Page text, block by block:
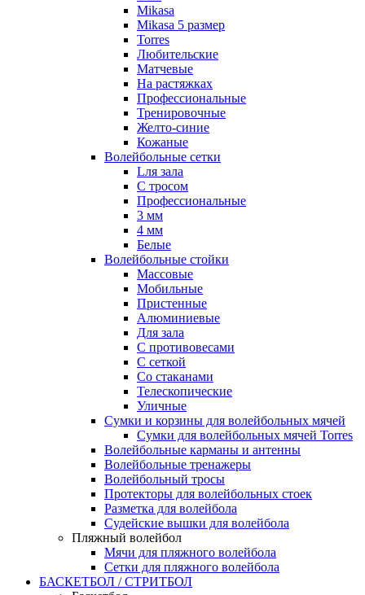
Mikasa
Mikasa 5 размер
Torres
Любительские
Матчевые
На растяжках
Профессиональные
Тренировочные
Желто-синие
Кожаные
Волейбольные сетки
Lля зала
C тросом
Профессиональные
3 мм
4 мм
Белые
Волейбольные стойки
Массовые
Мобильные
Пристенные
Алюминиевые
Для зала
С противовесами
С сеткой
Со стаканами
Телескопические
Уличные
Сумки и корзины для волейбольных мячей
Сумки для волейбольных мячей Torres
Волейбольные карманы и антенны
Волейбольные тренажеры
Волейбольный тросы
Протекторы для волейбольных стоек
Разметка для волейбола
Судейские вышки для волейбола
Пляжный волейбол
Мячи для пляжного волейбола
Сетки для пляжного волейбола
БАСКЕТБОЛ / СТРИТБОЛ